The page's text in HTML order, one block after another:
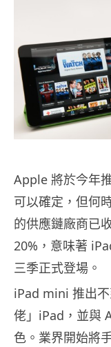
Apple 將於今年
可以確定，但何
的供應鏈廠商已
20%，意味著
三季正式登場。
iPad mini 推出
佬」iPad，並與
色。業界開始將